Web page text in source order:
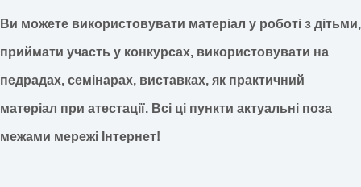
Ви можете використовувати матеріал у роботі з дітьми,
приймати участь у конкурсах, використовувати на
педрадах, семінарах, виставках, як практичний
матеріал при атестації. Всі ці пункти актуальні поза
межами мережі Інтернет!